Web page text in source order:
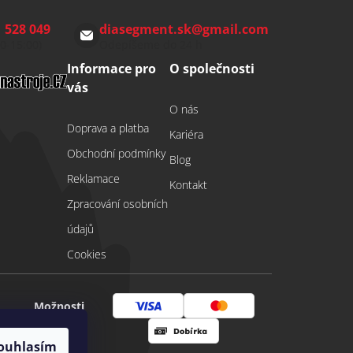
528 049 diasegment.sk@gmail.com
Informace pro
vás
Doprava a platba
Obchodní podmínky
Reklamace
Zpracování osobních
údajů
Cookies
O společnosti
O nás
Kariéra
Blog
Kontakt
Možnosti
platby
Mastercard